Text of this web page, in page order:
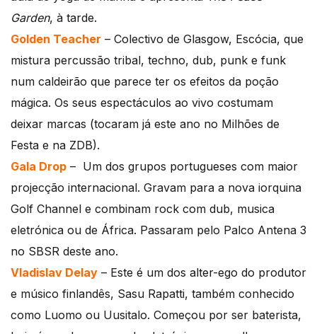
Garden, à tarde.
Golden Teacher – Colectivo de Glasgow, Escócia, que
mistura percussão tribal, techno, dub, punk e funk
num caldeirão que parece ter os efeitos da poção
mágica. Os seus espectáculos ao vivo costumam
deixar marcas (tocaram já este ano no Milhões de
Festa e na ZDB).
Gala Drop – Um dos grupos portugueses com maior
projecção internacional. Gravam para a nova iorquina
Golf Channel e combinam rock com dub, musica
eletrónica ou de África. Passaram pelo Palco Antena 3
no SBSR deste ano.
Vladislav Delay – Este é um dos alter-ego do produtor
e músico finlandês, Sasu Rapatti, também conhecido
como Luomo ou Uusitalo. Começou por ser baterista,